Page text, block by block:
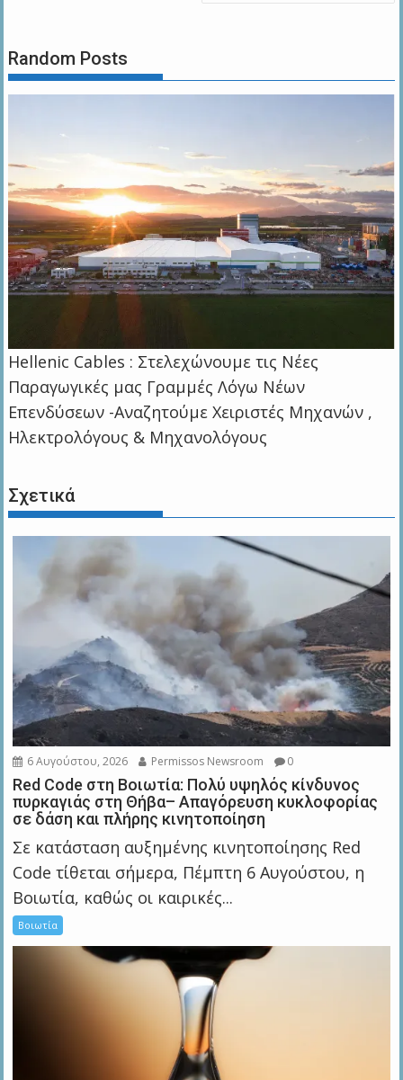
Random Posts
Hellenic Cables : Στελεχώνουμε τις Νέες
Παραγωγικές μας Γραμμές Λόγω Νέων
Επενδύσεων -Αναζητούμε Χειριστές Μηχανών ,
Ηλεκτρολόγους & Μηχανολόγους
Σχετικά
6 Αυγούστου, 2026 Permissos Newsroom 0
Red Code στη Βοιωτία: Πολύ υψηλός κίνδυνος
πυρκαγιάς στη Θήβα– Απαγόρευση κυκλοφορίας
σε δάση και πλήρης κινητοποίηση
Σε κατάσταση αυξημένης κινητοποίησης Red
Code τίθεται σήμερα, Πέμπτη 6 Αυγούστου, η
Βοιωτία, καθώς οι καιρικές...
Βοιωτία